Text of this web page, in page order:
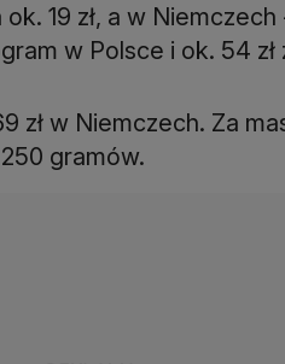
19 zł, a w Niemczech
w Polsce i ok. 54
zł w Niemczech. Za
gramów.